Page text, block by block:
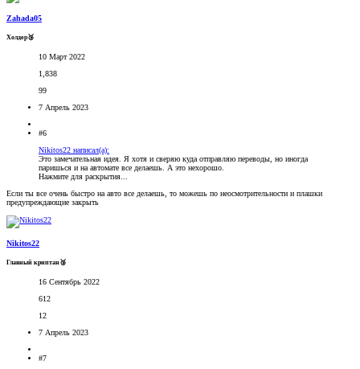
Zahada05
Холдер🥉
10 Март 2022
1,838
99
7 Апрель 2023
#6
Nikitos22 написал(а):
Это замечательная идея. Я хотя и сверяю куда отправляю переводы, но иногда
паришься и на автомате все делаешь. А это нехорошо.
Нажмите для раскрытия...
Если ты все очень быстро на авто все делаешь, то можешь по неосмотрительности и плашки
предупреждающие закрыть
Nikitos22
Главный криптан🥉
16 Сентябрь 2022
612
12
7 Апрель 2023
#7